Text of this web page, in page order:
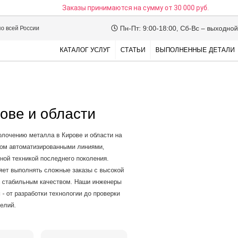
Заказы принимаются на суммуот 30 000 руб.
всей России Пн-Пт: 9:00-18:00, Сб-Вс – выходной
КАТАЛОГ УСЛУГ СТАТЬИ ВЫПОЛНЕННЫЕ ДЕТАЛИ
и области
металла в Кирове и области на
автоматизированными линиями,
техникой последнего поколения.
выполнять сложные заказы с высокой
стабильным качеством. Наши инженеры
от разработки технологии до проверки